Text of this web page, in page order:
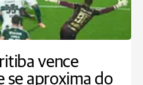
vence
se aproxima do